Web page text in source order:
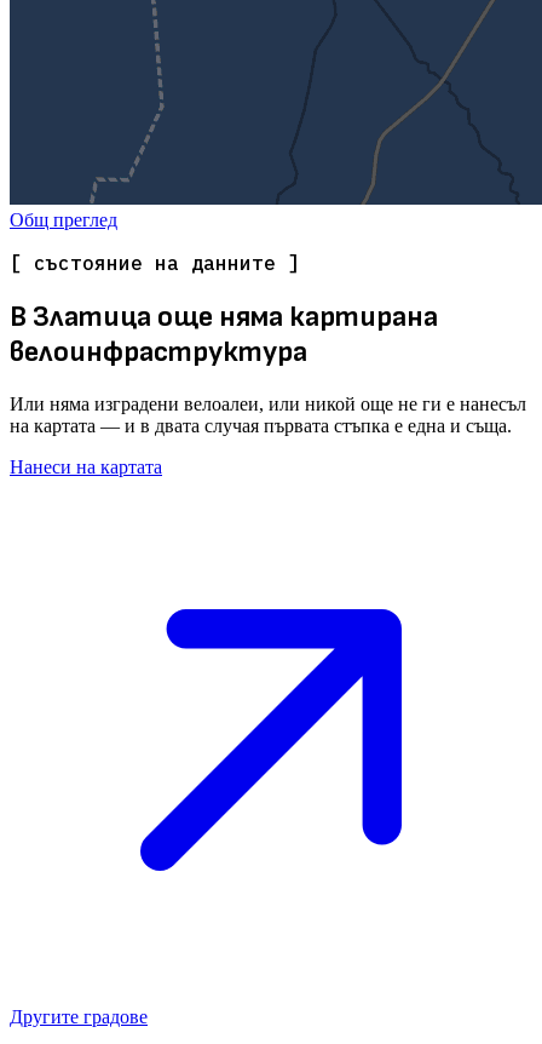
Общ преглед
[ състояние на данните ]
В Златица още няма картирана
велоинфраструктура
Или няма изградени велоалеи, или никой още не ги е нанесъл
на картата — и в двата случая първата стъпка е една и съща.
Нанеси на картата
Другите градове